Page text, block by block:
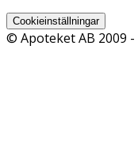
Cookieinställningar
© Apoteket AB 2009 -